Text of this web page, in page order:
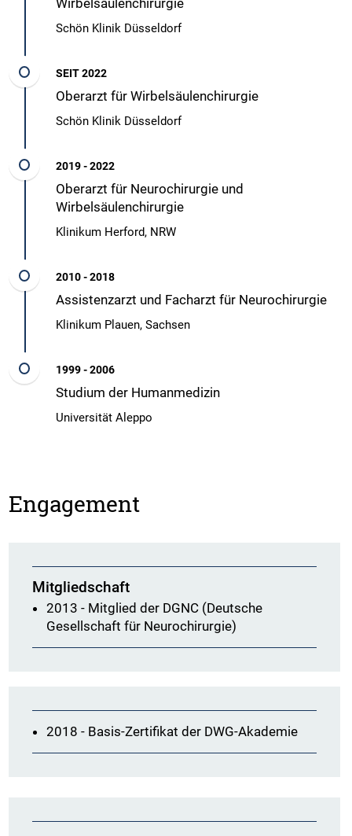
Wirbelsäulenchirurgie
Schön Klinik Düsseldorf
SEIT 2022
Oberarzt für Wirbelsäulenchirurgie
Schön Klinik Düsseldorf
2019 - 2022
Oberarzt für Neurochirurgie und
Wirbelsäulenchirurgie
Klinikum Herford, NRW
2010 - 2018
Assistenzarzt und Facharzt für Neurochirurgie
Klinikum Plauen, Sachsen
1999 - 2006
Studium der Humanmedizin
Universität Aleppo
Engagement
Mitgliedschaft
2013 - Mitglied der DGNC (Deutsche
Gesellschaft für Neurochirurgie)
2018 - Basis-Zertifikat der DWG-Akademie